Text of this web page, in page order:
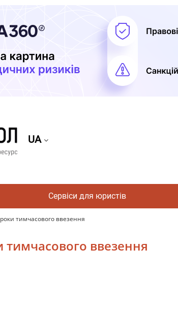
UA
Сервіси для юристів
тимчасового ввезення
тимчасового ввезення